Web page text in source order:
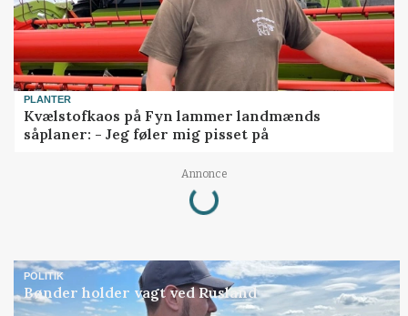
PLANTER
Kvælstofkaos på Fyn lammer landmænds
såplaner: - Jeg føler mig pisset på
Annonce
Loading...
POLITIK
Bønder holder vagt ved Rusland